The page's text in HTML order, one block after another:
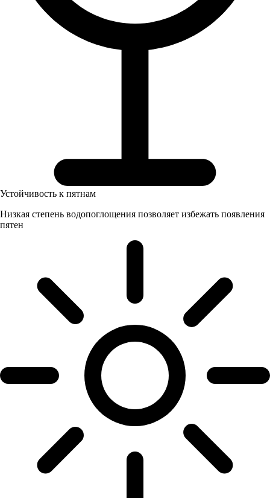
Устойчивость к пятнам
Низкая степень водопоглощения позволяет избежать появления
пятен